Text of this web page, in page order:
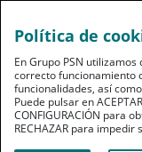
Política de
En Grupo PSN
correcto funcionamiento
funcionalidades, así
Puede pulsar en
CONFIGURACIÓN para
RECHAZAR para impedir